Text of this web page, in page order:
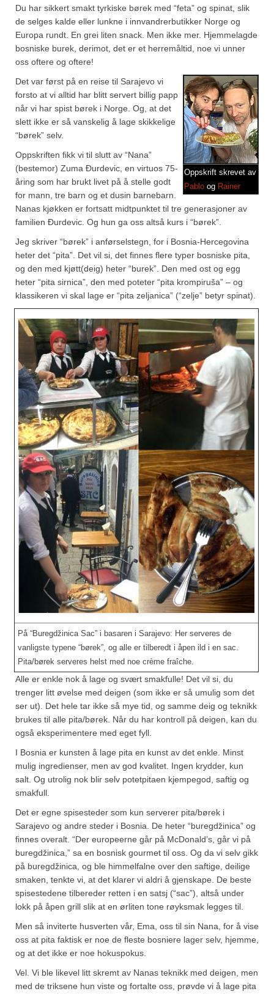
Krydder, oppskrifter
Albóndigaskrydder
Bouquet garni
Brennesle
Cajunkrydder, mildt
Cajunkrydder, sterkt
Estragon
Guindillas
Herbes de Provence
Krøderens husmannsmiks
Løpstikke
Massalé seychellois
Merian
Mirepoix
Ñora
Norsk fjordkrydder
Paprikapulver, edelsøtt
Paprikapulver, pikant
Parisisk pepper
Piment d’Espelette
Purreløk (tørket)
Quatre épices
Rosépepper
Salvie
Sar (bønneurt)
Selleriblader
Smaken av skog
Tapaskrydder
Tomatflak
Om oss
Kontakt oss
Nettbutikk
Du har sikkert smakt tyrkiske børek med “feta” og spinat, slik
de selges kalde eller lunkne i innvandrerbutikker Norge og
Europa rundt. En grei liten snack. Men ikke mer. Hjemmelagde
bosniske burek, derimot, det er et herremåltid, noe vi unner
oss oftere og oftere!
Oppskrift skrevet av
Pablo og Rainer
Det var først på en reise til Sarajevo vi
forsto at vi alltid har blitt servert billig papp
når vi har spist børek i Norge. Og, at det
slett ikke er så vanskelig å lage skikkelige
“børek” selv.
Oppskriften fikk vi til slutt av “Nana”
(bestemor) Zuma Ðurdevic, en virtuos 75-
åring som har brukt livet på å stelle godt
for mann, tre barn og et dusin barnebarn.
Nanas kjøkken er fortsatt midtpunktet til tre generasjoner av
familien Ðurdevic. Og hun ga oss altså kurs i “børek”.
Jeg skriver “børek” i anførselstegn, for i Bosnia-Hercegovina
heter det “pita”. Det vil si, det finnes flere typer bosniske pita,
og den med kjøtt(deig) heter “burek”. Den med ost og egg
heter “pita sirnica”, den med poteter “pita krompiruša” – og
klassikeren vi skal lage er “pita zeljanica” (“zelje” betyr spinat).
På “Buregdžinica Sac” i basaren i Sarajevo: Her serveres de
vanligste typene “børek”, og alle er tilberedt i åpen ild i en sac.
Pita/børek serveres helst med noe crème fraîche.
Alle er enkle nok å lage og svært smakfulle! Det vil si, du
trenger litt øvelse med deigen (som ikke er så umulig som det
ser ut). Det hele tar ikke så mye tid, og samme deig og teknikk
brukes til alle pita/børek. Når du har kontroll på deigen, kan du
også eksperimentere med eget fyll.
I Bosnia er kunsten å lage pita en kunst av det enkle. Minst
mulig ingredienser, men av god kvalitet. Ingen krydder, kun
salt. Og utrolig nok blir selv potetpitaen kjempegod, saftig og
smakfull.
Det er egne spisesteder som kun serverer pita/børek i
Sarajevo og andre steder i Bosnia. De heter “buregdžinica” og
finnes overalt. “Der europeerne går på McDonald’s, går vi på
buregdžinica,” sa en bosnisk gourmet til oss. Og da vi selv gikk
på buregdžinica, og ble himmelfalne over den saftige, deilige
smaken, tenkte vi, at det klarer vi aldri å gjenskape. De beste
spisestedene tilbereder retten i en satsj (“sac”), altså under
lokk på åpen grill slik at en ørliten tone røyksmak legges til.
Men så inviterte husverten vår, Ema, oss til sin Nana, for å vise
oss at pita faktisk er noe de fleste bosniere lager selv, hjemme,
og at det ikke er noe hokuspokus.
Vel. Vi ble likevel litt skremt av Nanas teknikk med deigen, men
med de triksene hun viste og fortalte oss, prøvde vi å lage pita